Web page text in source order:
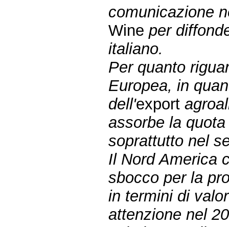
comunicazione
Wineper
italiano.
Per quanto
Europea, in
dell'export
assorbe la
soprattutto nel
Il Nord America
sbocco per la
in termini di
attenzione nel